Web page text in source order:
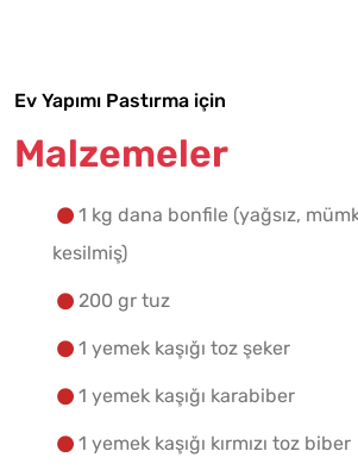
Ev Yapımı Pastırma için
Malzemeler
1 kg dana bonfile (yağsız,
kesilmiş)
200 gr tuz
1 yemek kaşığı toz şeker
1 yemek kaşığı karabiber
1 yemek kaşığı kırmızı toz biber